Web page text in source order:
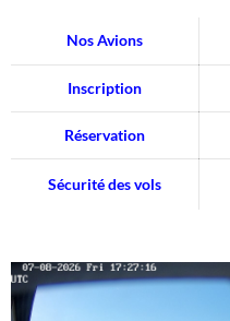
Nos Avions
Inscription
Réservation
Sécurité des vols